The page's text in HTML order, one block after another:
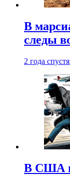
В
следы
2 года спустя
В США